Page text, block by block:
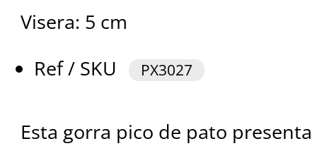
Visera: 5 cm
Ref / SKU
PX3027
Esta gorra pico de pato